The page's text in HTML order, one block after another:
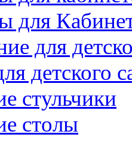
для
для
детского
стульчики
столы